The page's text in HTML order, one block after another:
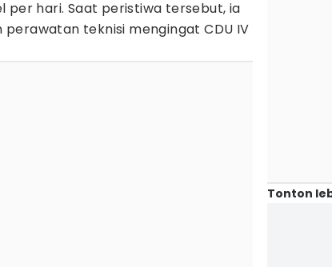
per hari. Saat peristiwa tersebut, ia
teknisi mengingat CDU IV
Tonton